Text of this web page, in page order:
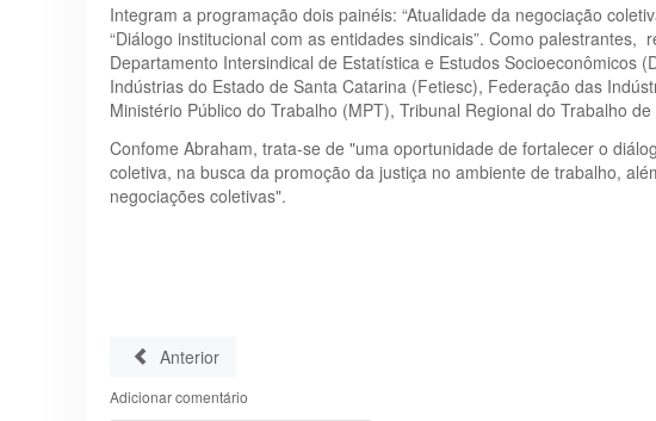
Integram a programação dois painéis: “Atualidade da negociação
“Diálogo institucional com as entidades sindicais”. Como palestrantes,
Departamento Intersindical de Estatística e Estudos Socioeconômicos
Indústrias do Estado de Santa Catarina (Fetiesc), Federação das
Ministério Público do Trabalho (MPT), Tribunal Regional do Trabalho
Confome Abraham, trata-se de "uma oportunidade de fortalecer o
coletiva, na busca da promoção da justiça no ambiente de trabalho,
negociações coletivas".
Anterior
Adicionar comentário